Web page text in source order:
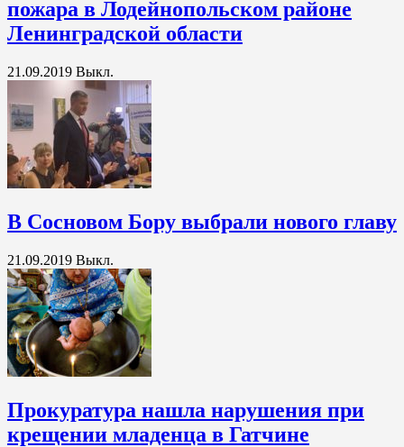
пожара в Лодейнопольском районе
Ленинградской области
21.09.2019 Выкл.
В Сосновом Бору выбрали нового главу
21.09.2019 Выкл.
Прокуратура нашла нарушения при
крещении младенца в Гатчине